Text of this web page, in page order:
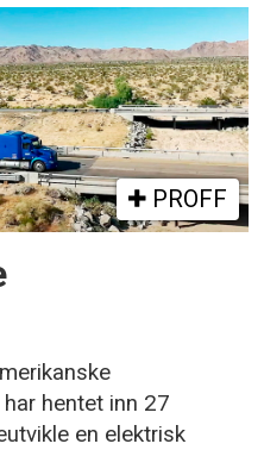
PROFF
hentet inn 27
en elektrisk